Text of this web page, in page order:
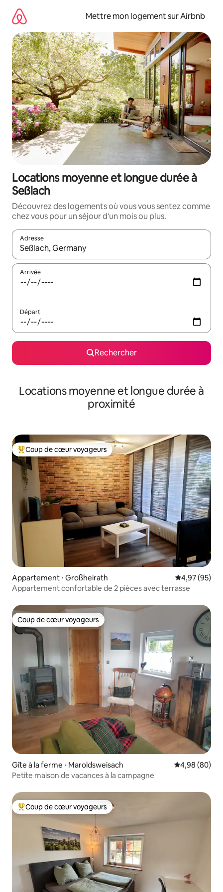
directement
contenu
Mettre mon logement sur Airbnb
Locations moyenne et longue durée à
Seßlach
Découvrez des logements où vous vous sentez comme
chez vous pour un séjour d'un mois ou plus.
Adresse
Lorsque les résultats s'affichent, utilisez les flèches vers le
Arrivée
Départ
Rechercher
Locations moyenne et longue durée à
proximité
Coups de cœur voyageurs les plus appréciés
Coup de cœur voyageurs
Appartement ⋅ Großheirath Évaluation
4,97 (95)
Appartement confortable de 2 pièces avec terrasse
Coup de cœur voyageurs
Coup de cœur voyageurs
Gîte à la ferme ⋅ Maroldsweisach Évaluation
4,98 (80)
Petite maison de vacances à la campagne
Coups de cœur voyageurs les plus appréciés
Coup de cœur voyageurs